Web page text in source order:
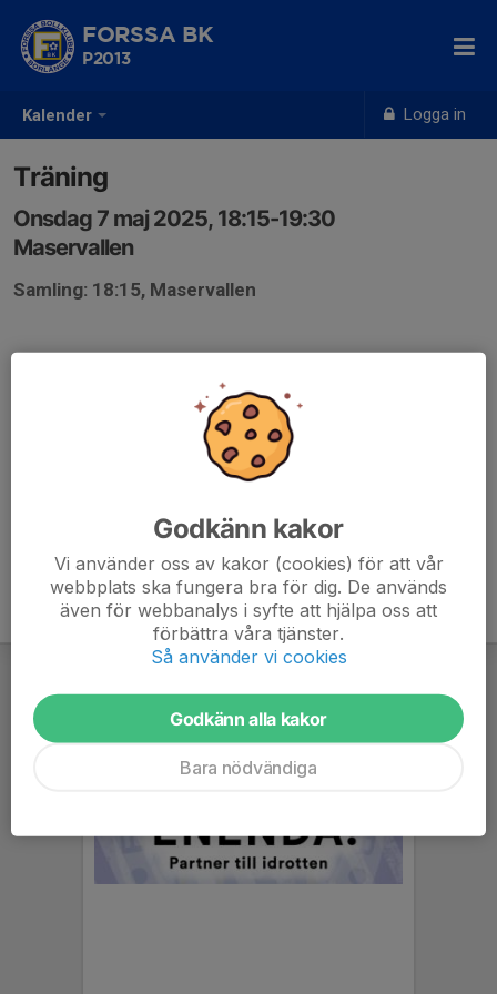
Kalender Logga in
FORSSA BK
P2013
Träning
Onsdag 7 maj 2025, 18:15-19:30
Maservallen
Samling: 18:15, Maservallen
Godkänn kakor
Vi använder oss av kakor (cookies) för att vår
webbplats ska fungera bra för dig. De används
även för webbanalys i syfte att hjälpa oss att
förbättra våra tjänster.
Så använder vi cookies
Godkänn alla kakor
Bara nödvändiga